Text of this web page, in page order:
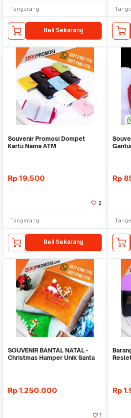
Tangerang
Beli Sekarang
Souvenir Promosi Dompet
Kartu Nama ATM
Rp 19.500
2
Tangerang
Beli Sekarang
Rp
SOUVENIR BANTAL NATAL -
Christmas Hamper Unik Santa
Rp 1.250.000
1
Rp